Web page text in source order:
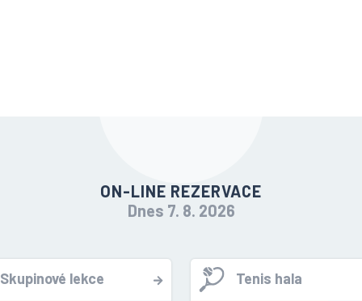
ON-LINE REZERVACE
Dnes 7. 8. 2026
lekce Tenis hala